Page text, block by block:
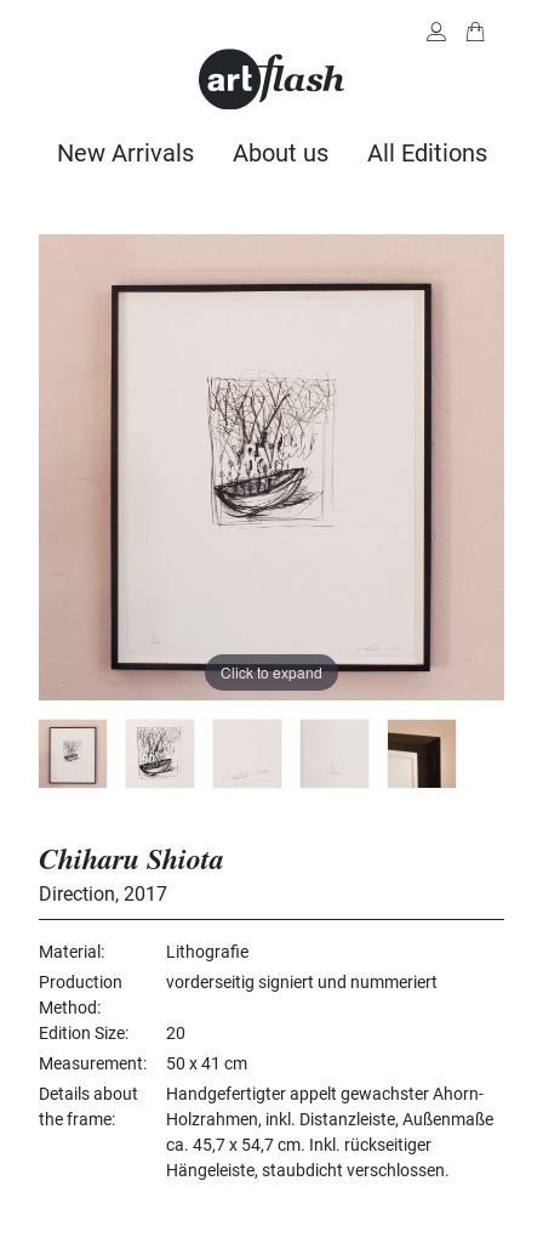
New Arrivals About us All Editions
Click to expand
Chiharu Shiota
Direction, 2017
Material
Lithografie
Production
Method
vorderseitig signiert und nummeriert
Edition Size
20
Measurement
50 x 41 cm
Details about
the frame
Handgefertigter appelt gewachster Ahorn-
Holzrahmen, inkl. Distanzleiste, Außenmaße
ca. 45,7 x 54,7 cm. Inkl. rückseitiger
Hängeleiste, staubdicht verschlossen.